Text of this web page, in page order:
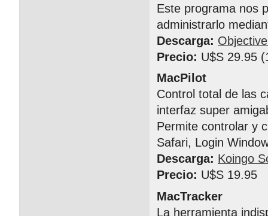
Este programa nos
administrarlo
Descarga:
Precio: U$S 29.95
MacPilot
Control total de las
interfaz super
Permite controlar y
Safari, Login
Descarga: Koingo
Precio: U$S 19.95
MacTracker
La herramienta